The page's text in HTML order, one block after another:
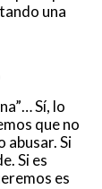
una
Sí, lo
que no
abusar. Si
Si es
es